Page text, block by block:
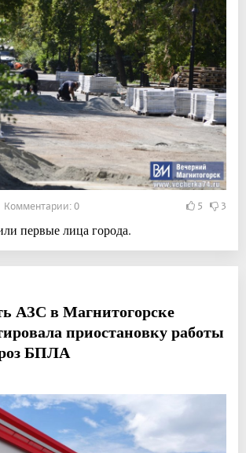
0 5 3
первые лица города.
АЗС в Магнитогорске
приостановку работы
БПЛА